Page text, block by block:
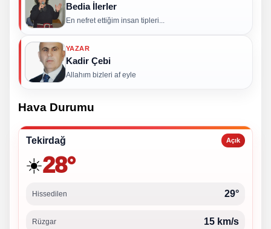
Bedia İlerler
En nefret ettiğim insan tipleri...
YAZAR
Kadir Çebi
Allahım bizleri af eyle
Hava Durumu
Tekirdağ Açık
☀️28°
Hissedilen 29°
Rüzgar 15 km/s